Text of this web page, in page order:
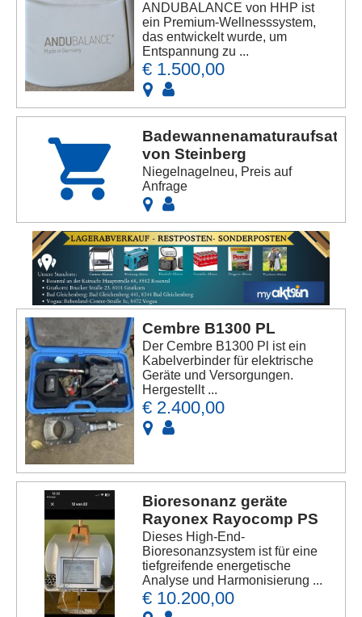
ANDUBALANCE von HHP ist
ein Premium-Wellnesssystem,
das entwickelt wurde, um
Entspannung zu ...
€ 1.500,00
Badewannenamaturaufsatz
von Steinberg
Niegelnagelneu, Preis auf
Anfrage
Cembre B1300 PL
Der Cembre B1300 Pl ist ein
Kabelverbinder für elektrische
Geräte und Versorgungen.
Hergestellt ...
€ 2.400,00
Bioresonanz geräte
Rayonex Rayocomp PS
Dieses High-End-
Bioresonanzsystem ist für eine
tiefgreifende energetische
Analyse und Harmonisierung ...
€ 10.200,00